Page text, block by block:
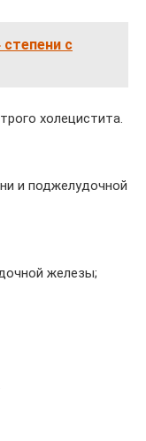
с
холецистита.
и поджелудочной
железы;